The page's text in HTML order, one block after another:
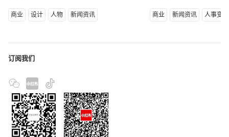
商业 设计 人物 新闻资讯 商业 新闻资讯 人事变动
订阅我们